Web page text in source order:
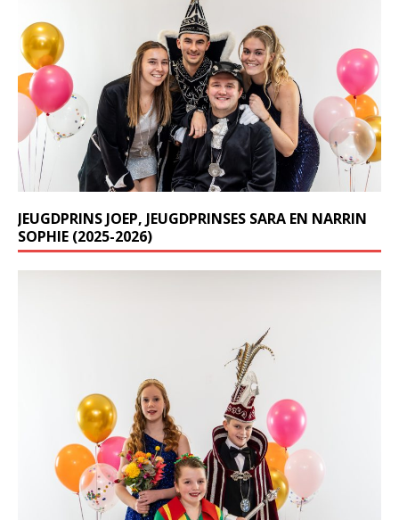
JEUGDPRINS JOEP, JEUGDPRINSES SARA EN NARRIN
SOPHIE (2025-2026)